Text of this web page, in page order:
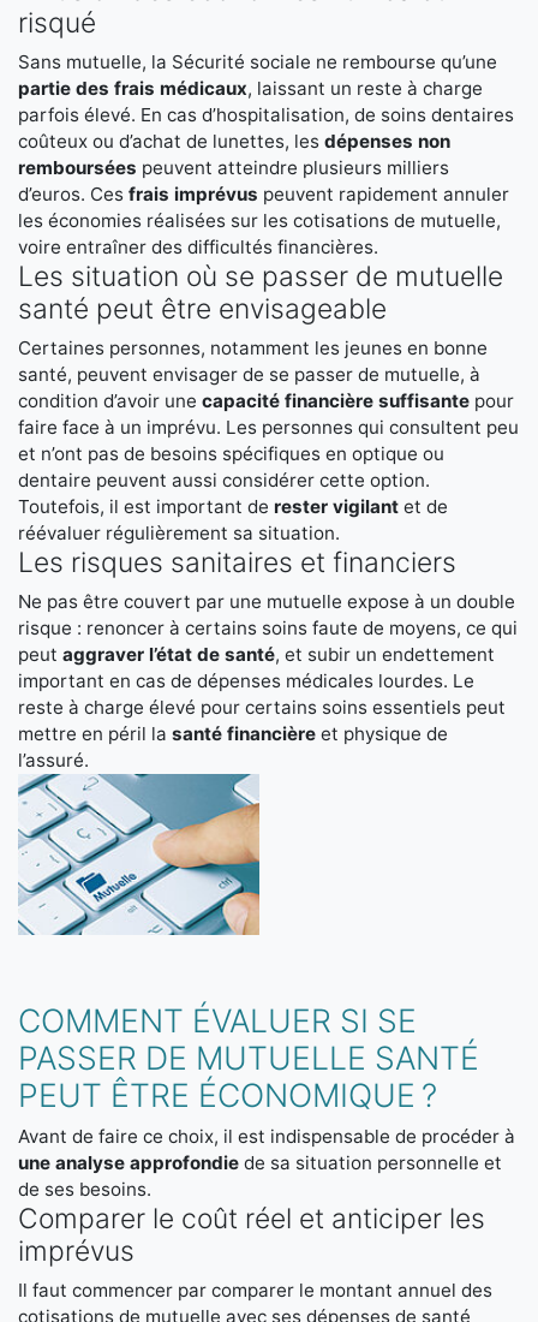
risqué
Sans mutuelle, la Sécurité sociale ne rembourse qu’une
partie des frais médicaux, laissant un reste à charge
parfois élevé. En cas d’hospitalisation, de soins dentaires
coûteux ou d’achat de lunettes, les dépenses non
remboursées peuvent atteindre plusieurs milliers
d’euros. Ces frais imprévus peuvent rapidement annuler
les économies réalisées sur les cotisations de mutuelle,
voire entraîner des difficultés financières.
Les situation où se passer de mutuelle
santé peut être envisageable
Certaines personnes, notamment les jeunes en bonne
santé, peuvent envisager de se passer de mutuelle, à
condition d’avoir une capacité financière suffisante pour
faire face à un imprévu. Les personnes qui consultent peu
et n’ont pas de besoins spécifiques en optique ou
dentaire peuvent aussi considérer cette option.
Toutefois, il est important de rester vigilant et de
réévaluer régulièrement sa situation.
Les risques sanitaires et financiers
Ne pas être couvert par une mutuelle expose à un double
risque : renoncer à certains soins faute de moyens, ce qui
peut aggraver l’état de santé, et subir un endettement
important en cas de dépenses médicales lourdes. Le
reste à charge élevé pour certains soins essentiels peut
mettre en péril la santé financière et physique de
l’assuré.
COMMENT ÉVALUER SI SE
PASSER DE MUTUELLE SANTÉ
PEUT ÊTRE ÉCONOMIQUE ?
Avant de faire ce choix, il est indispensable de procéder à
une analyse approfondie de sa situation personnelle et
de ses besoins.
Comparer le coût réel et anticiper les
imprévus
Il faut commencer par comparer le montant annuel des
cotisations de mutuelle avec ses dépenses de santé